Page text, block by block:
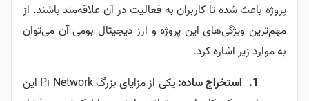
پروژه باعث شده تا کاربران به فعالیت در آن علاقه‌مند باشند. از
مهم‌ترین ویژگی‌های این پروژه و ارز دیجیتال بومی آن می‌توان
به موارد زیر اشاره کرد.
استخراج ساده:
یکی از مزایای بزرگ Pi Network این